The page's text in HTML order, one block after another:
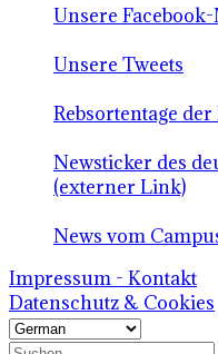
Unsere
Unsere Tweets
Rebsortentage
Newsticker des
(externer Link)
News vom
Impressum - Kontakt
Datenschutz & Cookies